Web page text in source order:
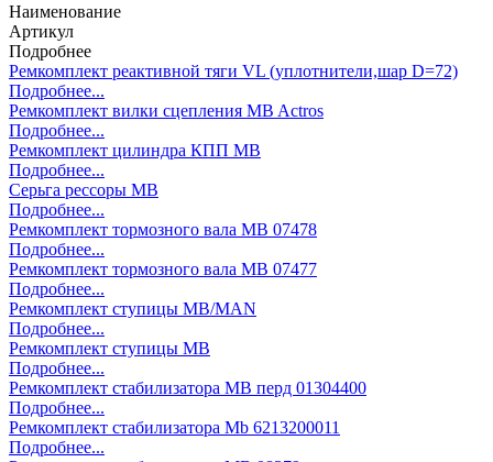
Наименование
Артикул
Подробнее
Ремкомплект реактивной тяги VL (уплотнители,шар D=72)
Подробнее...
Ремкомплект вилки сцепления MB Actros
Подробнее...
Ремкомплект цилиндра КПП MB
Подробнее...
Серьга рессоры МВ
Подробнее...
Ремкомплект тормозного вала MB 07478
Подробнее...
Ремкомплект тормозного вала MB 07477
Подробнее...
Ремкомплект ступицы MB/MAN
Подробнее...
Ремкомплект ступицы MB
Подробнее...
Ремкомплект стабилизатора MB перд 01304400
Подробнее...
Ремкомплект стабилизатора Mb 6213200011
Подробнее...